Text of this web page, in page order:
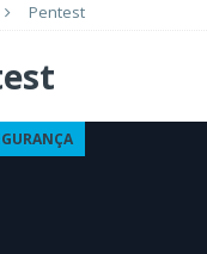
em GA: como migrar do
ARTIFICIAL
Workflow no Microsoft
Pentest